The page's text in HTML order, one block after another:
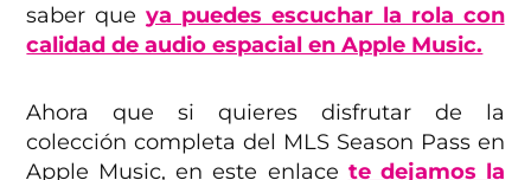
saber queya puedes escuchar la rola con
calidad de audio espacial en Apple Music.
Ahora que si quieres disfrutar de la
colección completa del MLS Season Pass en
Apple Music, en este enlace te dejamos la